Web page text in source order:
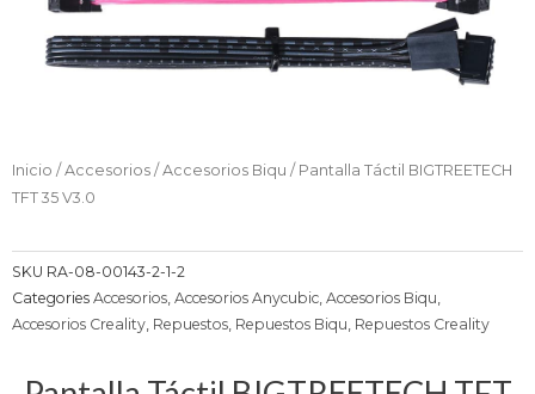
Inicio / Accesorios / Accesorios Biqu / Pantalla Táctil BIGTREETECH
TFT 35 V3.0
SKU RA-08-00143-2-1-2
Categories Accesorios, Accesorios Anycubic, Accesorios Biqu,
Accesorios Creality, Repuestos, Repuestos Biqu, Repuestos Creality